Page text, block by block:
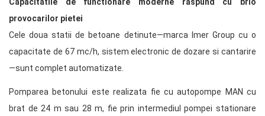
provocarilor pietei
Cele doua statii de betoane detinute—marca Imer Group cu o
capacitate de 67 mc/h, sistem electronic de dozare si cantarire
—sunt complet automatizate.
Pomparea betonului este realizata fie cu autopompe MAN cu
brat de 24 m sau 28 m, fie prin intermediul pompei stationare